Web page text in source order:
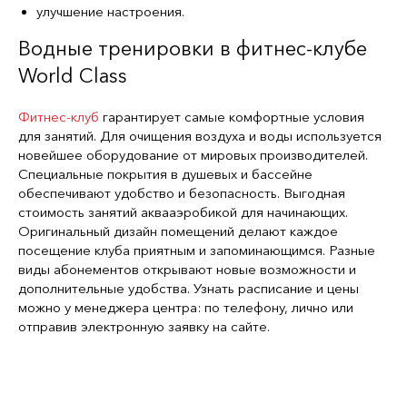
улучшение настроения.
Водные тренировки в фитнес-клубе
World Class
Фитнес-клуб гарантирует самые комфортные условия
для занятий. Для очищения воздуха и воды используется
новейшее оборудование от мировых производителей.
Специальные покрытия в душевых и бассейне
обеспечивают удобство и безопасность. Выгодная
стоимость занятий аквааэробикой для начинающих.
Оригинальный дизайн помещений делают каждое
посещение клуба приятным и запоминающимся. Разные
виды абонементов открывают новые возможности и
дополнительные удобства. Узнать расписание и цены
можно у менеджера центра: по телефону, лично или
отправив электронную заявку на сайте.